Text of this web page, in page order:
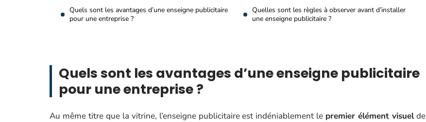
Quels sont les avantages d’une enseigne publicitaire
pour une entreprise ?
Quelles sont les règles à observer avant d’installer
une enseigne publicitaire ?
Quels sont les avantages d’une enseigne publicitaire
pour une entreprise ?
Au même titre que la vitrine, l’enseigne publicitaire est indéniablement le premier élément visuelde